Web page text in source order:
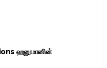
ஹனுமானின்